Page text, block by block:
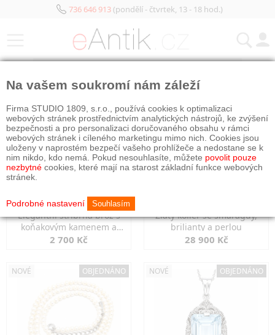
736 646 913(pondělí - čtvrtek, 13 - 18 hod.)
Elegantní stříbrná brož s
koňakovým kamenem a
markazity
2 700 Kč
Zlatý kolier se smaragdy,
brilianty a perlou
28 900 Kč
NOVÉ OBJEDNÁNO NOVÉ OBJEDNÁNO
Na vašem soukromí nám záleží
Firma STUDIO 1809, s.r.o., používá cookies k optimalizaci
webových stránek prostřednictvím analytických nástrojů, ke zvýšení
bezpečnosti a pro personalizaci doručovaného obsahu v rámci
webových stránek i cíleného marketingu mimo nich. Cookies jsou
uloženy v naprostém bezpečí vašeho prohlížeče a nedostane se k
nim nikdo, kdo nemá. Pokud nesouhlasíte, můžete povolit pouze
nezbytné cookies, které mají na starost základní funkce webových
stránek.
Podrobné nastavení Souhlasím